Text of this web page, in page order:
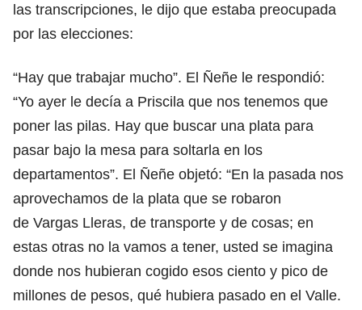
las transcripciones, le dijo que estaba preocupada
por las elecciones:
“Hay que trabajar mucho”. El Ñeñe le respondió:
“Yo ayer le decía a Priscila que nos tenemos que
poner las pilas. Hay que buscar una plata para
pasar bajo la mesa para soltarla en los
departamentos”. El Ñeñe objetó: “En la pasada nos
aprovechamos de la plata que se robaron
de Vargas Lleras, de transporte y de cosas; en
estas otras no la vamos a tener, usted se imagina
donde nos hubieran cogido esos ciento y pico de
millones de pesos, qué hubiera pasado en el Valle.